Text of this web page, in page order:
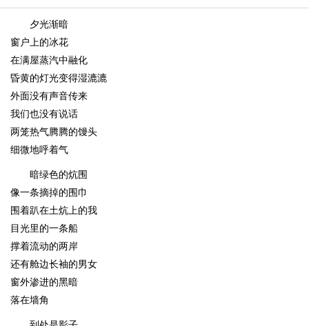
夕光渐暗
窗户上的冰花
在满屋蒸汽中融化
昏黄的灯光变得湿漉漉
外面没有声音传来
我们也没有说话
两笼热气腾腾的馒头
细微地呼着气
暗绿色的炕围
像一条摘掉的围巾
围着趴在土炕上的我
目光里的一条船
撑着流动的两岸
还有舱边长袖的男女
窗外渗进的黑暗
落在墙角